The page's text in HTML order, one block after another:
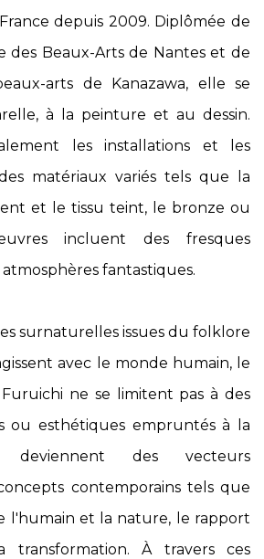
depuis 2009. Diplômée de
des Beaux-Arts de Nantes et de
arts de Kanazawa, elle se
à la peinture et au dessin.
les installations et les
matériaux variés tels que la
et le tissu teint, le bronze ou
incluent des fresques
fantastiques.
surnaturelles issues du folklore
avec le monde humain, le
ne se limitent pas à des
ou esthétiques empruntés à la
deviennent des vecteurs
contemporains tels que
l'humain et la nature, le rapport
transformation. À travers ces